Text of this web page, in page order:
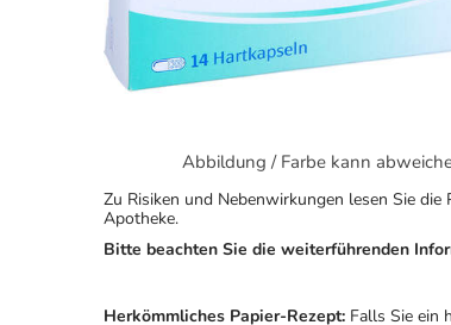
Abbildung / Farbe kann
Zu Risiken und Nebenwirkungen lesen Sie
Apotheke.
Bitte beachten Sie die weiterführenden
Herkömmliches Papier-Rezept: Falls Sie ein